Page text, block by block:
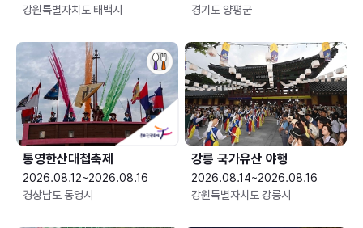
강원특별자치도 태백시
경기도 양평군
통영한산대첩축제
2026.08.12~2026.08.16
경상남도 통영시
강릉 국가유산 야행
2026.08.14~2026.08.16
강원특별자치도 강릉시